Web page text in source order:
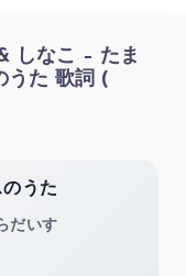
しなこ – たま
うた 歌詞 (
うた
だいす